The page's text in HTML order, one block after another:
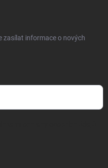
zasílat informace o nových